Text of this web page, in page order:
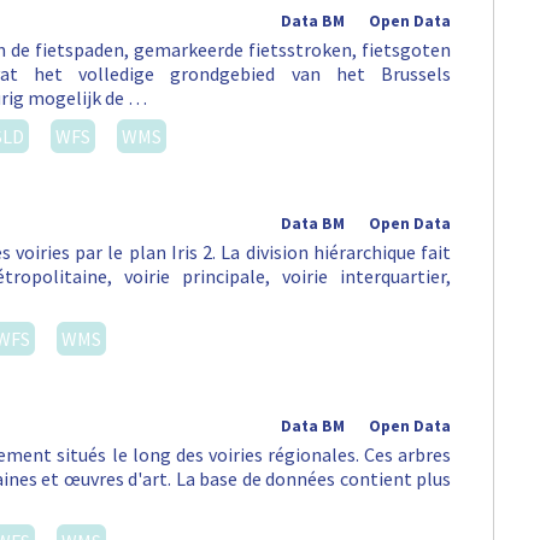
Open Data
Data BM
de fietspaden, gemarkeerde fietsstroken, fietsgoten
het volledige grondgebied van het Brussels
mogelijk de …
WFS WMS
Open Data
Data BM
voiries par le plan Iris 2. La division hiérarchique fait
voirie principale, voirie interquartier,
WMS
Open Data
Data BM
situés le long des voiries régionales. Ces arbres
et œuvres d'art. La base de données contient plus